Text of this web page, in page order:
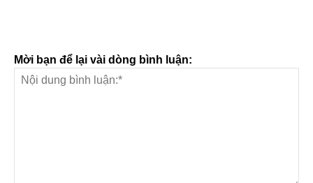
Mời bạn để lại vài dòng bình luận: